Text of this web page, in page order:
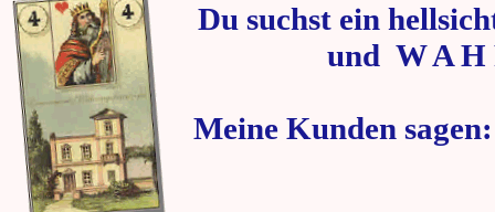
Du suchst ein
und W A H
Meine Kunden